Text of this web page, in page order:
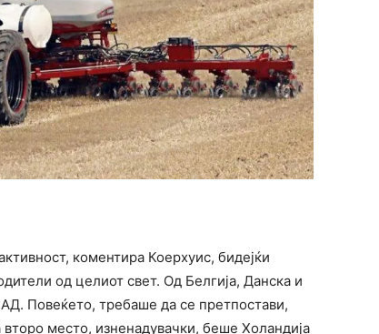
коментира Коерхуис, бидејќи
од целиот свет. Од Белгија, Данска и
Повеќето, требаше да се претпостави,
место, изненадувачки, беше Холандија